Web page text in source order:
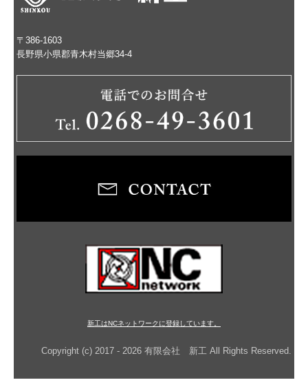
〒386-1603
長野県小県郡青木村当郷34-4
新工はNCネットワークに登録しています。
Copyright (c) 2017 - 2026 有限会社 新工 All Rights Reserved.